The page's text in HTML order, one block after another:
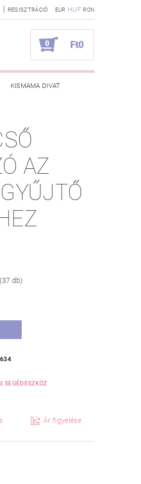
EUR HUF RON
| REGISZTRÁCIÓ
0 Ft0
KISMAMA DIVAT
AZ
(37 db)
SEGÉDESZKÖZ
Ár figyelése